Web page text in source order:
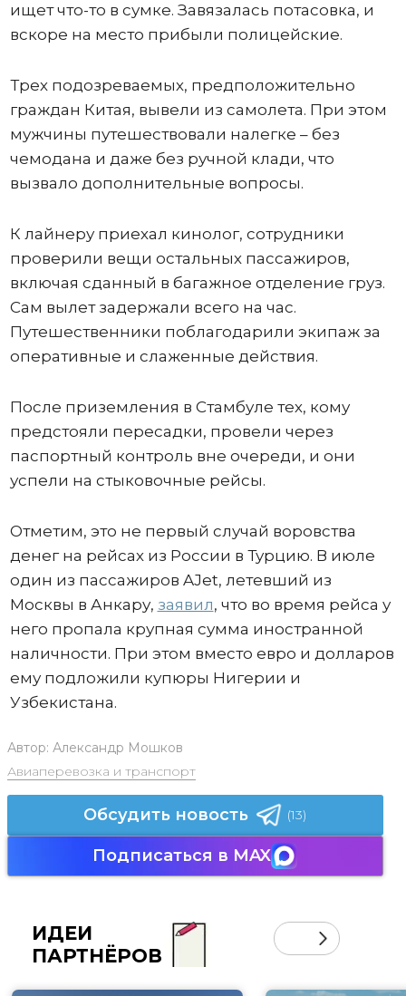
ищет что-то в сумке. Завязалась потасовка, и
вскоре на место прибыли полицейские.
Трех подозреваемых, предположительно
граждан Китая, вывели из самолета. При этом
мужчины путешествовали налегке – без
чемодана и даже без ручной клади, что
вызвало дополнительные вопросы.
К лайнеру приехал кинолог, сотрудники
проверили вещи остальных пассажиров,
включая сданный в багажное отделение груз.
Сам вылет задержали всего на час.
Путешественники поблагодарили экипаж за
оперативные и слаженные действия.
После приземления в Стамбуле тех, кому
предстояли пересадки, провели через
паспортный контроль вне очереди, и они
успели на стыковочные рейсы.
Отметим, это не первый случай воровства
денег на рейсах из России в Турцию. В июле
один из пассажиров AJet, летевший из
Москвы в Анкару, заявил, что во время рейса у
него пропала крупная сумма иностранной
наличности. При этом вместо евро и долларов
ему подложили купюры Нигерии и
Узбекистана.
Автор: Александр Мошков
Авиаперевозка и транспорт
Обсудить новость (13)
Подписаться в MAX
ИДЕИ
ПАРТНЁРОВ